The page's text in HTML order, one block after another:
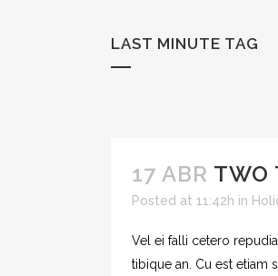
LAST MINUTE TAG
17 ABR TWO
Posted at 11:42h in
Vel ei falli cetero
tibique an. Cu est etiam